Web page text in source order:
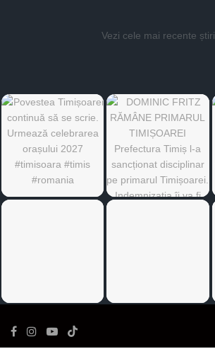
Vezi cele mai recente știri